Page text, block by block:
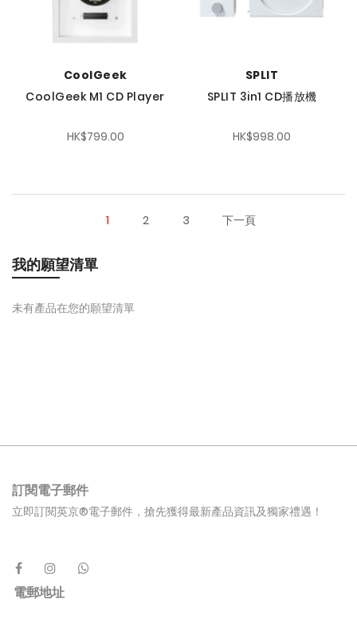
CoolGeek
CoolGeek M1 CD Player
HK$799.00
SPLIT
SPLIT 3in1 CD播放機
HK$998.00
1 2 3 下一頁
我的願望清單
未有產品在您的願望清單
訂閱電子郵件
立即訂閱英京®電子郵件，搶先獲得最新產品資訊及獨家禮遇！
電郵地址